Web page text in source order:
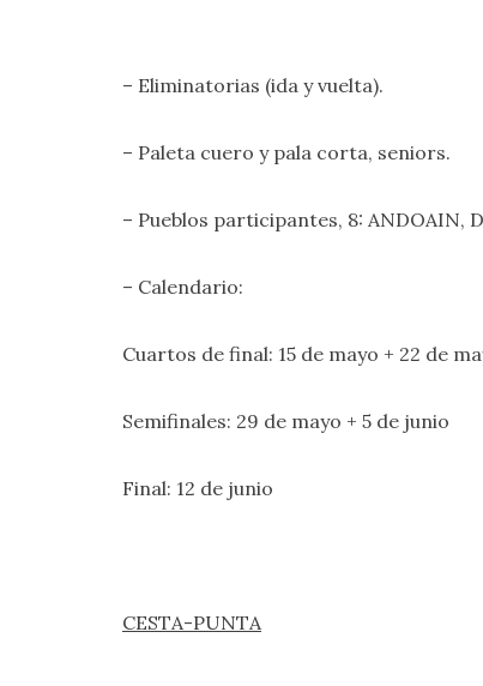
– Eliminatorias (ida y vuelta).
– Paleta cuero y pala corta, seniors.
– Pueblos participantes, 8: ANDOAIN,
– Calendario:
Cuartos de final: 15 de mayo + 22 de
Semifinales: 29 de mayo + 5 de junio
Final: 12 de junio
CESTA-PUNTA